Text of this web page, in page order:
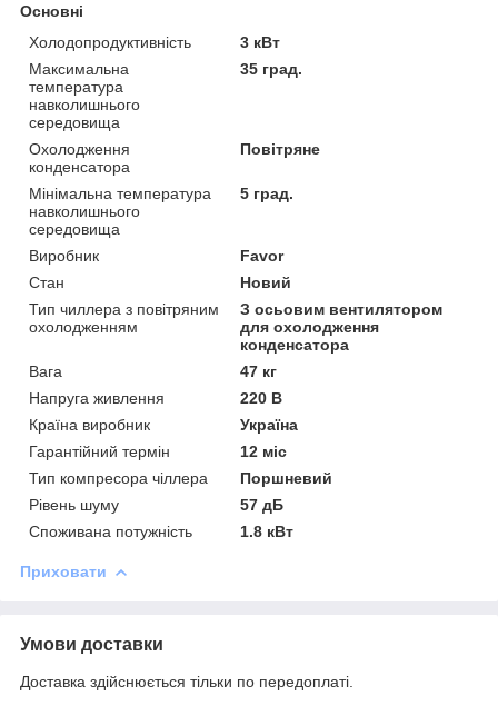
Основні
Холодопродуктивність
3 кВт
Максимальна
температура
навколишнього
середовища
35 град.
Охолодження
конденсатора
Повітряне
Мінімальна температура
навколишнього
середовища
5 град.
Виробник
Favor
Стан
Новий
Тип чиллера з повітряним
охолодженням
З осьовим вентилятором
для охолодження
конденсатора
Вага
47 кг
Напруга живлення
220 В
Країна виробник
Україна
Гарантійний термін
12 міс
Тип компресора чіллера
Поршневий
Рівень шуму
57 дБ
Споживана потужність
1.8 кВт
Приховати
Умови доставки
Доставка здійснюється тільки по передоплаті.